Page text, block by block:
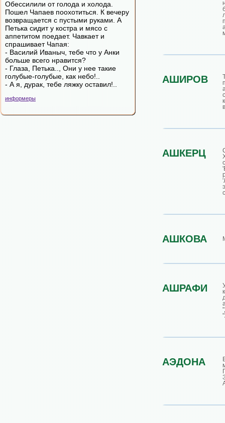
Обессилили от голода и холода.
Пошел Чапаев поохотиться. К вечеру
возвращается с пустыми руками. А
Петька сидит у костра и мясо с
аппетитом поедает. Чавкает и
спрашивает Чапая:
- Василий Иваныч, тебе что у Анки
больше всего нравится?
- Глаза, Петька.., Они у нее такие
голубые-голубые, как небо!..
- А я, дурак, тебе ляжку оставил!..
информеры
АШИРОВ
АШКЕРЦ
АШКОВА
АШРАФИ
АЭДОНА